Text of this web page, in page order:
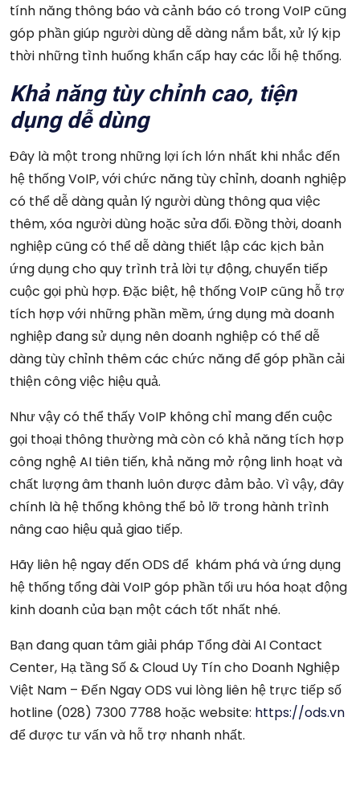
tính năng thông báo và cảnh báo có trong VoIP cũng
góp phần giúp người dùng dễ dàng nắm bắt, xử lý kịp
thời những tình huống khẩn cấp hay các lỗi hệ thống.
Khả năng tùy chỉnh cao, tiện
dụng dễ dùng
Đây là một trong những lợi ích lớn nhất khi nhắc đến
hệ thống VoIP, với chức năng tùy chỉnh, doanh nghiệp
có thể dễ dàng quản lý người dùng thông qua việc
thêm, xóa người dùng hoặc sửa đổi. Đồng thời, doanh
nghiệp cũng có thể dễ dàng thiết lập các kịch bản
ứng dụng cho quy trình trả lời tự động, chuyển tiếp
cuộc gọi phù hợp. Đặc biệt, hệ thống VoIP cũng hỗ trợ
tích hợp với những phần mềm, ứng dụng mà doanh
nghiệp đang sử dụng nên doanh nghiệp có thể dễ
dàng tùy chỉnh thêm các chức năng để góp phần cải
thiện công việc hiệu quả.
Như vậy có thể thấy VoIP không chỉ mang đến cuộc
gọi thoại thông thường mà còn có khả năng tích hợp
công nghệ AI tiên tiến, khả năng mở rộng linh hoạt và
chất lượng âm thanh luôn được đảm bảo. Vì vậy, đây
chính là hệ thống không thể bỏ lỡ trong hành trình
nâng cao hiệu quả giao tiếp.
Hãy liên hệ ngay đến ODS để khám phá và ứng dụng
hệ thống tổng đài VoIP góp phần tối ưu hóa hoạt động
kinh doanh của bạn một cách tốt nhất nhé.
Bạn đang quan tâm giải pháp Tổng đài AI Contact
Center, Hạ tầng Số & Cloud Uy Tín cho Doanh Nghiệp
Việt Nam – Đến Ngay ODS vui lòng liên hệ trực tiếp số
hotline (028) 7300 7788 hoặc website: https://ods.vn
để được tư vấn và hỗ trợ nhanh nhất.